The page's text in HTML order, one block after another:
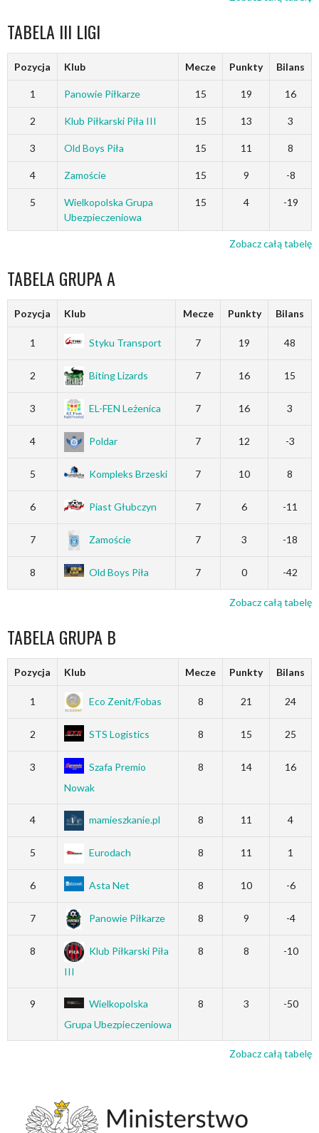
TABELA III LIGI
Pozycja Klub Mecze Punkty Bilans
1 Panowie Piłkarze 15 19 16
2 Klub Piłkarski Piła III 15 13 3
3 Old Boys Piła 15 11 8
4 Zamoście 15 9 -8
5
Wielkopolska Grupa
Ubezpieczeniowa
15 4 -19
Zobacz całą tabelę
TABELA GRUPA A
Pozycja Klub Mecze Punkty Bilans
1 Styku Transport 7 19 48
2 Biting Lizards 7 16 15
3 EL-FEN Leżenica 7 16 3
4 Poldar 7 12 -3
5 Kompleks Brzeski 7 10 8
6 Piast Głubczyn 7 6 -11
7 Zamoście 7 3 -18
8 Old Boys Piła 7 0 -42
Zobacz całą tabelę
TABELA GRUPA B
Pozycja Klub Mecze Punkty Bilans
1 Eco Zenit/Fobas 8 21 24
2 STS Logistics 8 15 25
3
Szafa Premio
Nowak
8 14 16
4 mamieszkanie.pl 8 11 4
5 Eurodach 8 11 1
6 Asta Net 8 10 -6
7 Panowie Piłkarze 8 9 -4
8
Klub Piłkarski Piła
III
8 8 -10
9
Wielkopolska
Grupa Ubezpieczeniowa
8 3 -50
Zobacz całą tabelę